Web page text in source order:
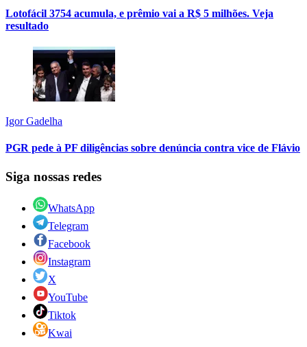
Lotofácil 3754 acumula, e prêmio vai a R$ 5 milhões. Veja
resultado
Igor Gadelha
PGR pede à PF diligências sobre denúncia contra vice de Flávio
Siga nossas redes
WhatsApp
Telegram
Facebook
Instagram
X
YouTube
Tiktok
Kwai